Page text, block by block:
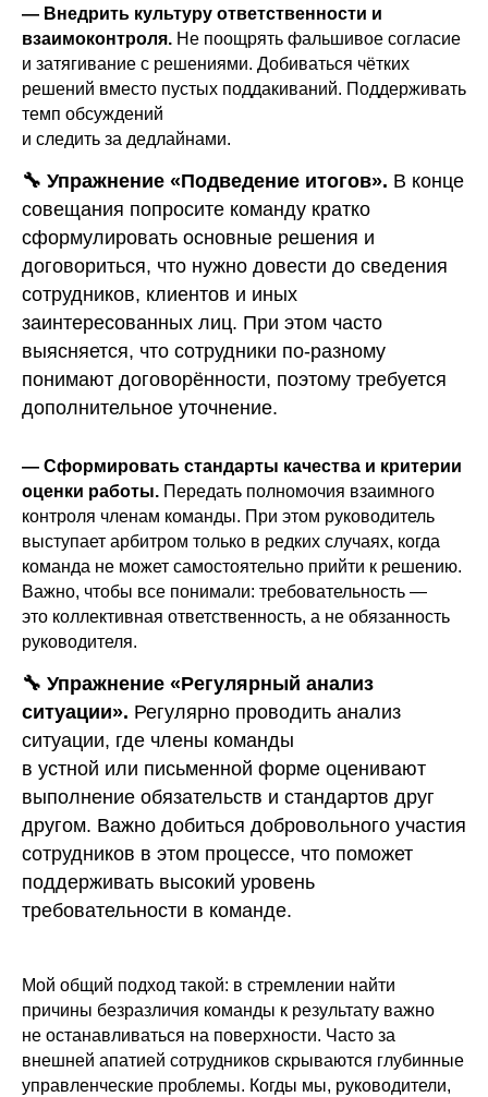
— Внедрить культуру ответственности и
взаимоконтроля. Не поощрять фальшивое согласие
и затягивание с решениями. Добиваться чётких
решений вместо пустых поддакиваний. Поддерживать
темп обсуждений
и следить за дедлайнами.
🔧 Упражнение «Подведение итогов». В конце
совещания попросите команду кратко
сформулировать основные решения и
договориться, что нужно довести до сведения
сотрудников, клиентов и иных
заинтересованных лиц. При этом часто
выясняется, что сотрудники по-разному
понимают договорённости, поэтому требуется
дополнительное уточнение.
— Сформировать стандарты качества и критерии
оценки работы. Передать полномочия взаимного
контроля членам команды. При этом руководитель
выступает арбитром только в редких случаях, когда
команда не может самостоятельно прийти к решению.
Важно, чтобы все понимали: требовательность —
это коллективная ответственность, а не обязанность
руководителя.
🔧 Упражнение «Регулярный анализ
ситуации». Регулярно проводить анализ
ситуации, где члены команды
в устной или письменной форме оценивают
выполнение обязательств и стандартов друг
другом. Важно добиться добровольного участия
сотрудников в этом процессе, что поможет
поддерживать высокий уровень
требовательности в команде.
Мой общий подход такой: в стремлении найти
причины безразличия команды к результату важно
не останавливаться на поверхности. Часто за
внешней апатией сотрудников скрываются глубинные
управленческие проблемы. Когды мы, руководители,